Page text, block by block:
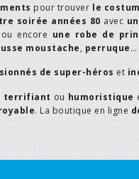
pour trouver le
soirée années 80 avec
ou encore une robe de
moustache, perruque…
de super-héros et
terrifiant ou humoristique
. La boutique en ligne